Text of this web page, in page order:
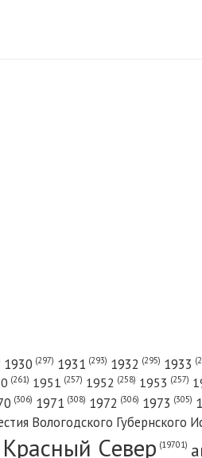
1930 (297) 1931 (293) 1932 (295) 1933
(261) 1951 (257) 1952 (258) 1953 (257)
(306) 1971 (308) 1972 (306) 1973 (305)
Вологодского Губернского
Красный Cевер (19701)